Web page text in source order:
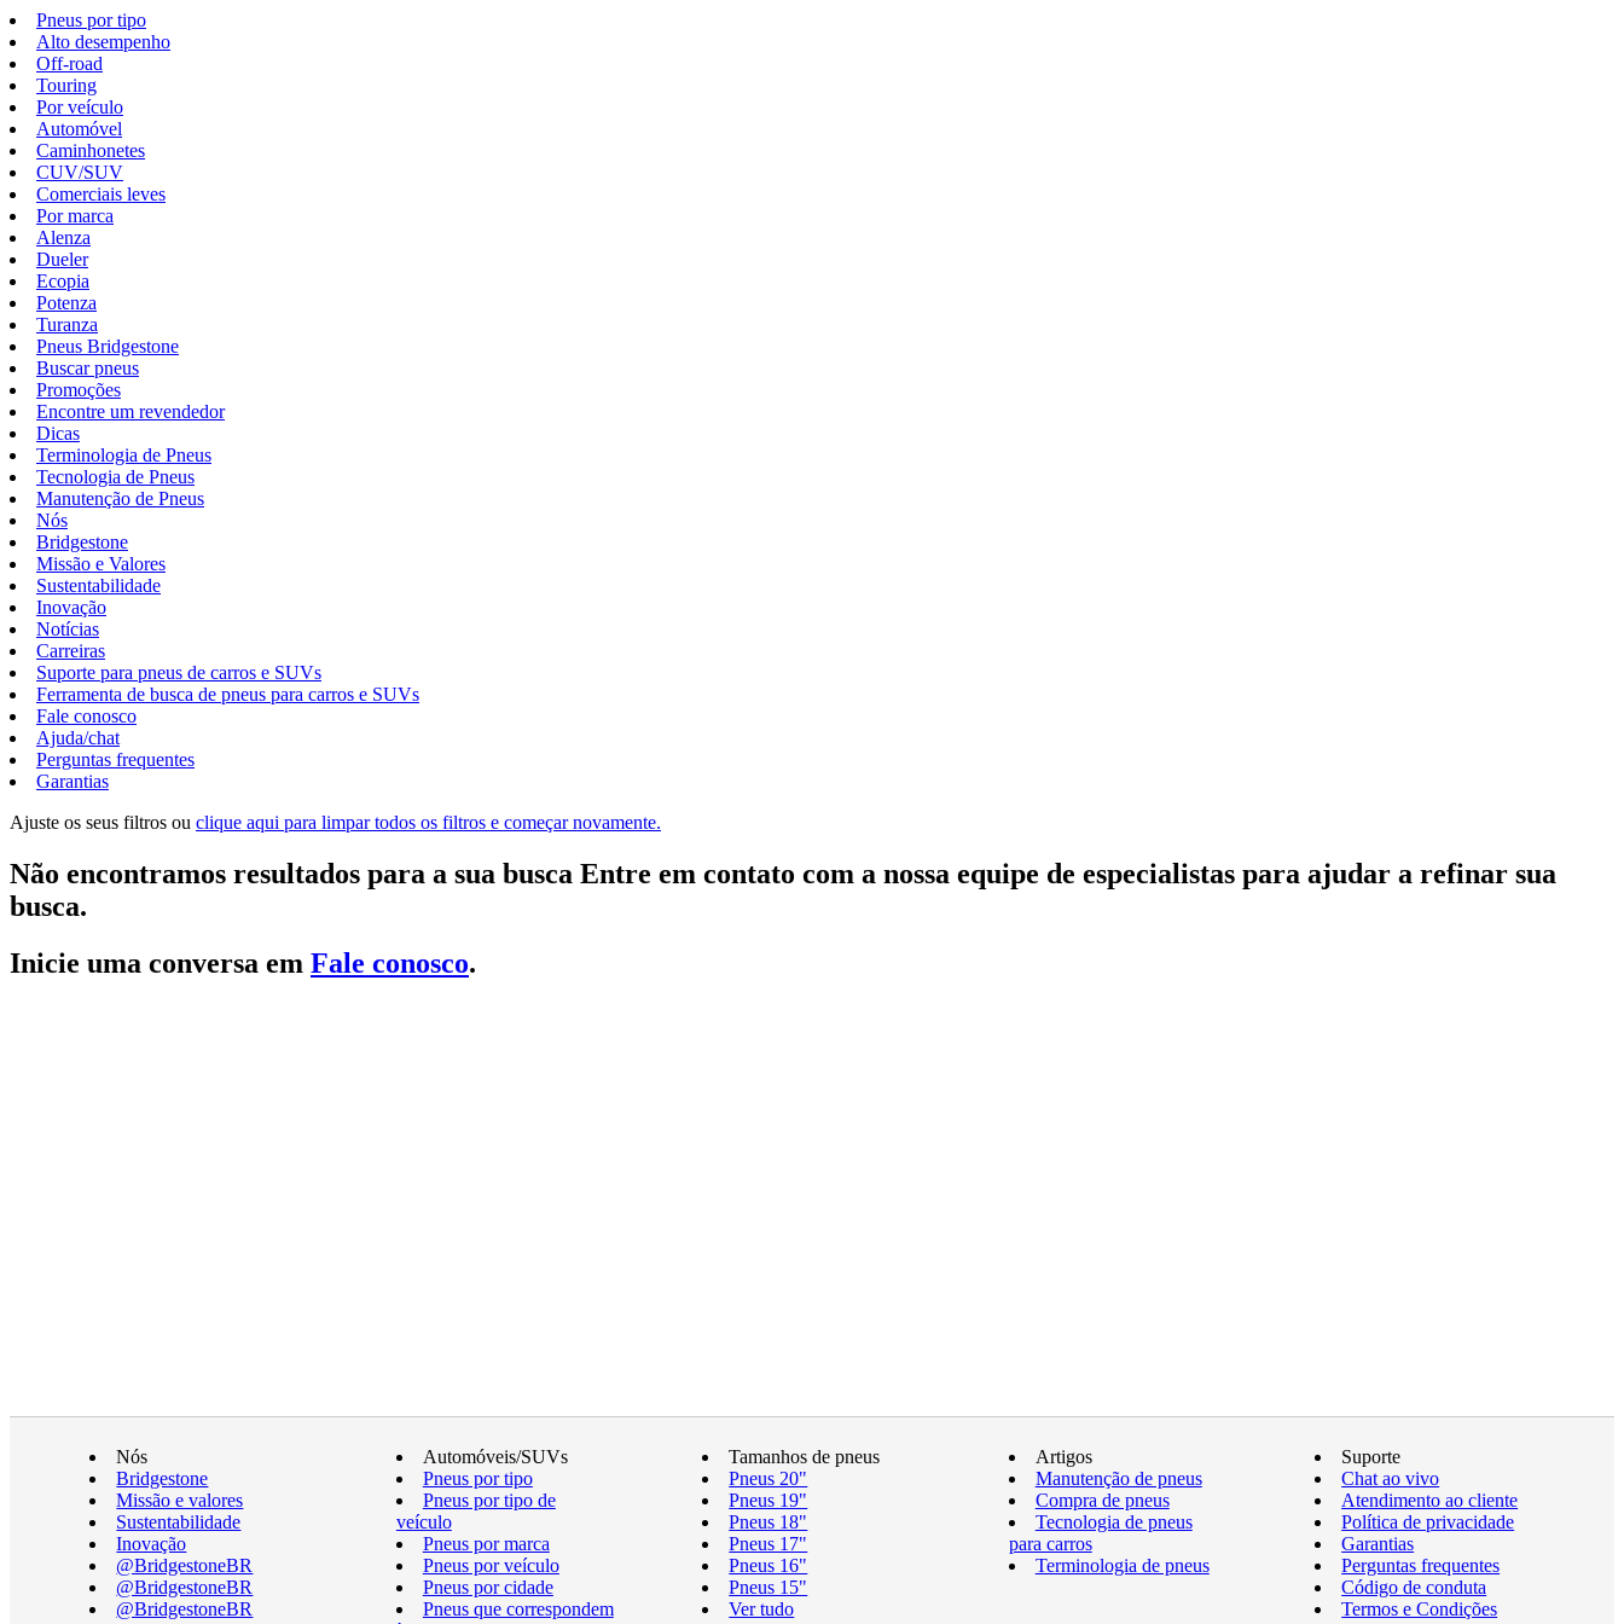
Pneus por tipo
Alto desempenho
Off-road
Touring
Por veículo
Automóvel
Caminhonetes
CUV/SUV
Comerciais leves
Por marca
Alenza
Dueler
Ecopia
Potenza
Turanza
Pneus Bridgestone
Buscar pneus
Promoções
Encontre um revendedor
Dicas
Terminologia de Pneus
Tecnologia de Pneus
Manutenção de Pneus
Nós
Bridgestone
Missão e Valores
Sustentabilidade
Inovação
Notícias
Carreiras
Suporte para pneus de carros e SUVs
Ferramenta de busca de pneus para carros e SUVs
Fale conosco
Ajuda/chat
Perguntas frequentes
Garantias
Ajuste os seus filtros ou clique aqui para limpar todos os filtros e começar novamente.
Não encontramos resultados para a sua busca Entre em contato com a nossa equipe de especialistas para ajudar a refinar sua
busca.
Inicie uma conversa em Fale conosco.
Nós
Bridgestone
Missão e valores
Sustentabilidade
Inovação
@BridgestoneBR
@BridgestoneBR
@BridgestoneBR
Automóveis/SUVs
Pneus por tipo
Pneus por tipo de
veículo
Pneus por marca
Pneus por veículo
Pneus por cidade
Pneus que correspondem
Tamanhos de pneus
Pneus 20"
Pneus 19"
Pneus 18"
Pneus 17"
Pneus 16"
Pneus 15"
Ver tudo
Artigos
Manutenção de pneus
Compra de pneus
Tecnologia de pneus
para carros
Terminologia de pneus
Suporte
Chat ao vivo
Atendimento ao cliente
Política de privacidade
Garantias
Perguntas frequentes
Código de conduta
Termos e Condições